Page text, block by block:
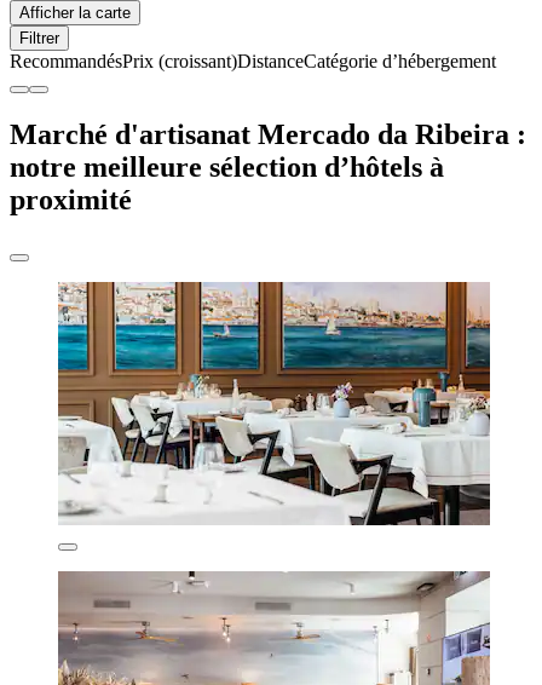
Afficher la carte
Filtrer
RecommandésPrix (croissant)DistanceCatégorie d’hébergement
Marché d'artisanat Mercado da Ribeira :
notre meilleure sélection d’hôtels à
proximité